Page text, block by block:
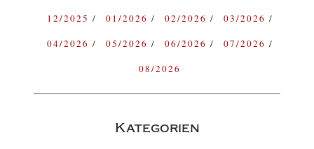
12/2025
01/2026 02/2026
03/2026
04/2026
05/2026 06/2026
07/2026
08/2026
Kategorien